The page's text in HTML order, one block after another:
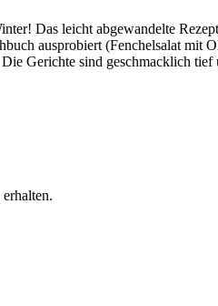
Das leicht abgewandelte
ausprobiert (Fenchelsalat mit
Gerichte sind geschmacklich